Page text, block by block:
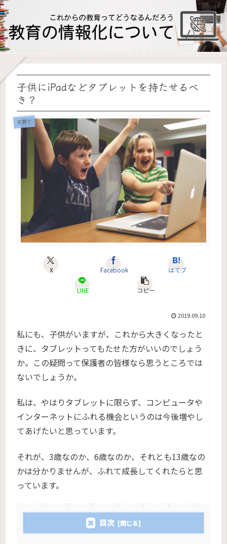
子供にiPadなどタブレットを持たせるべ
き？
子育て
X Facebook はてブ
LINE コピー
2019.09.10
私にも、子供がいますが、これから大きくなったと
きに、タブレットってもたせた方がいいのでしょう
か。この疑問って保護者の皆様なら思うところでは
ないでしょうか。
私は、やはりタブレットに限らず、コンピュータや
インターネットにふれる機会というのは今後増やし
てあげたいと思っています。
それが、3歳なのか、6歳なのか、それとも13歳なの
かは分かりませんが、ふれて成長してくれたらと思
っています。
目次